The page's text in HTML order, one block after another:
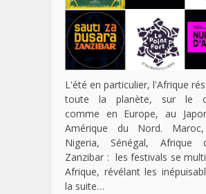
L'été en particulier, l'Afrique
toute la planète, sur le
comme en Europe, au
Amérique du Nord. Maroc,
Nigeria, Sénégal, Afrique
Zanzibar : les festivals se
Afrique, révélant les
la suite…